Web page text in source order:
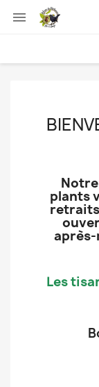

plants
après-
Les